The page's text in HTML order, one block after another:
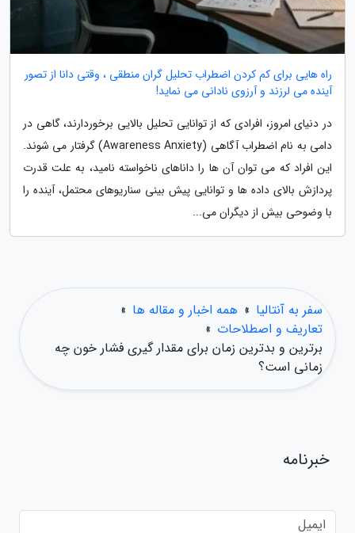
راه هایی برای کم کردن اضطراب تحلیل گران منطقی ، وقتی دانا از تصور
آینده می لرزند و آرزوی نادانی می نماید!
در دنیای امروز، افرادی که از توانایی تحلیل بالایی برخوردارند، گاهی در
دامی به نام اضطراب آگاهی (Awareness Anxiety) گرفتار می شوند.
این افراد که می توان آن ها را داناهای ناخواسته نامید، به علت قدرت
پردازش بالای داده ها و توانایی پیش بینی سناریوهای محتمل، آینده را
با وضوحی بیش از دیگران می...
سفر به آنتالیا » همه اخبار و مقاله ها »
تعاریف و اصطلاحات »
برترین و بدترین زمان برای مقدار گیری فشار خون چه
زمانی است؟
خبرنامه